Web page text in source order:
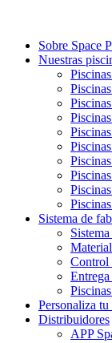
Sobre Space
Nuestras
Sistema de
Control
Entrega
Personaliza tu
Distribuidores
APP